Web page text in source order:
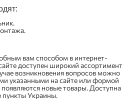
вам способом в интернет-
доступен широкий ассортимент
возникновения вопросов можно
указанными на сайте или формой
новые товары. Доступна
пункты Украины.